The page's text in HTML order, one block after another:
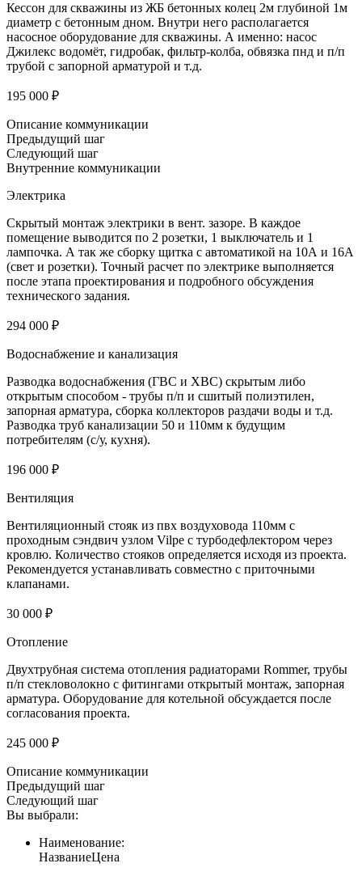
Кессон для скважины из ЖБ бетонных колец 2м глубиной 1м
диаметр с бетонным дном. Внутри него располагается
насосное оборудование для скважины. А именно: насос
Джилекс водомёт, гидробак, фильтр-колба, обвязка пнд и п/п
трубой с запорной арматурой и т.д.
195 000 ₽
Описание коммуникации
Предыдущий шаг
Следующий шаг
Внутренние коммуникации
Электрика
Скрытый монтаж электрики в вент. зазоре. В каждое
помещение выводится по 2 розетки, 1 выключатель и 1
лампочка. А так же сборку щитка с автоматикой на 10А и 16А
(свет и розетки). Точный расчет по электрике выполняется
после этапа проектирования и подробного обсуждения
технического задания.
294 000 ₽
Водоснабжение и канализация
Разводка водоснабжения (ГВС и ХВС) скрытым либо
открытым способом - трубы п/п и сшитый полиэтилен,
запорная арматура, сборка коллекторов раздачи воды и т.д.
Разводка труб канализации 50 и 110мм к будущим
потребителям (с/у, кухня).
196 000 ₽
Вентиляция
Вентиляционный стояк из пвх воздуховода 110мм с
проходным сэндвич узлом Vilpe с турбодефлектором через
кровлю. Количество стояков определяется исходя из проекта.
Рекомендуется устанавливать совместно с приточными
клапанами.
30 000 ₽
Отопление
Двухтрубная система отопления радиаторами Rommer, трубы
п/п стекловолокно с фитингами открытый монтаж, запорная
арматура. Оборудование для котельной обсуждается после
согласования проекта.
245 000 ₽
Описание коммуникации
Предыдущий шаг
Следующий шаг
Вы выбрали:
Наименование:
НазваниеЦена